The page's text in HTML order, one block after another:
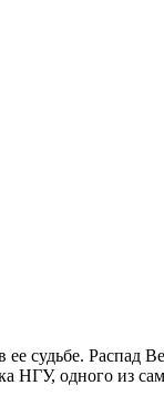
судьбе. Распад
НГУ, одного из